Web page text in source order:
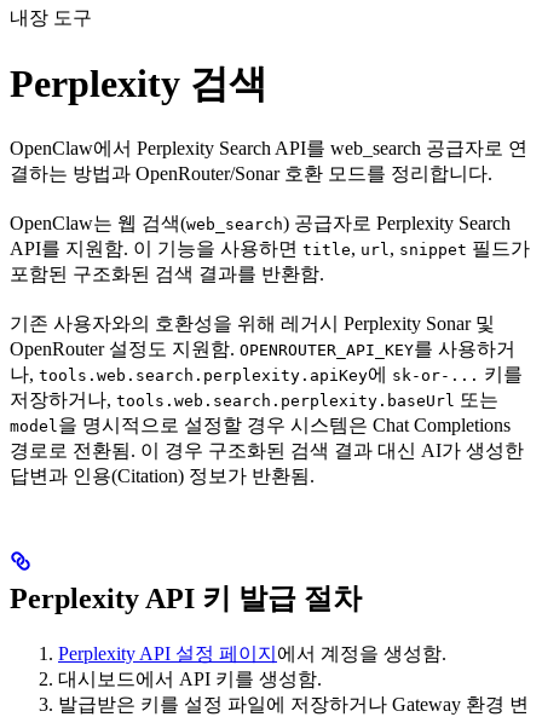
내장 도구
Perplexity 검색
OpenClaw에서 Perplexity Search API를 web_search 공급자로 연
결하는 방법과 OpenRouter/Sonar 호환 모드를 정리합니다.
OpenClaw는 웹 검색(web_search) 공급자로 Perplexity Search
API를 지원함. 이 기능을 사용하면 title, url, snippet 필드가
포함된 구조화된 검색 결과를 반환함.
기존 사용자와의 호환성을 위해 레거시 Perplexity Sonar 및
OpenRouter 설정도 지원함. OPENROUTER_API_KEY를 사용하거
나, tools.web.search.perplexity.apiKey에 sk-or-... 키를
저장하거나, tools.web.search.perplexity.baseUrl 또는
model을 명시적으로 설정할 경우 시스템은 Chat Completions
경로로 전환됨. 이 경우 구조화된 검색 결과 대신 AI가 생성한
답변과 인용(Citation) 정보가 반환됨.
Perplexity API 키 발급 절차
Perplexity API 설정 페이지 에서 계정을 생성함.
대시보드에서 API 키를 생성함.
발급받은 키를 설정 파일에 저장하거나 Gateway 환경 변